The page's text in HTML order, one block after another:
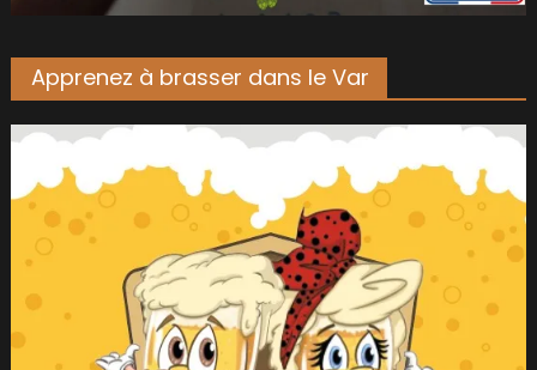
Apprenez à brasser dans le Var